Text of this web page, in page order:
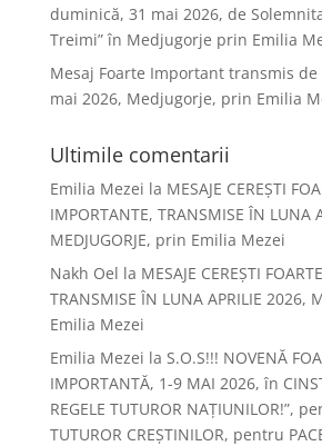
duminică, 31 mai 2026, de
Treimi” în Medjugorje prin Emilia
Mesaj Foarte Important transmis
mai 2026, Medjugorje, prin Emilia
Ultimile comentarii
Emilia Mezei la MESAJE CEREȘTI
IMPORTANTE, TRANSMISE ÎN LUNA
MEDJUGORJE, prin Emilia Mezei
Nakh Oel la MESAJE CEREȘTI
TRANSMISE ÎN LUNA APRILIE 2026,
Emilia Mezei
Emilia Mezei la S.O.S!!! NOVENĂ
IMPORTANTĂ, 1-9 MAI 2026, în
REGELE TUTUROR NAȚIUNILOR!”,
TUTUROR CREȘTINILOR, pentru